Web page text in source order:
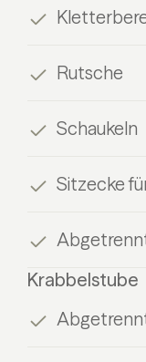
Rutsche
Schaukeln
Sitzecke
Krabbelstube